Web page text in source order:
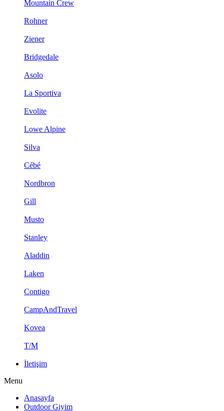
Mountain Crew
Rohner
Ziener
Bridgedale
Asolo
La Sportiva
Evolite
Lowe Alpine
Silva
Cébé
Nordbron
Gill
Musto
Stanley
Aladdin
Laken
Contigo
CampAndTravel
Kovea
T/M
İletişim
Menu
Anasayfa
Outdoor Giyim